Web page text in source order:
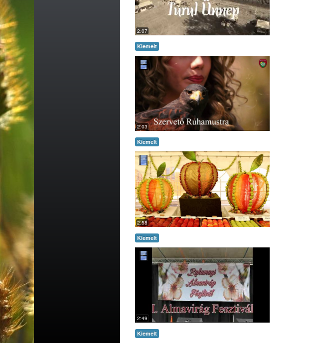
2:07
Kiemelt
2:03
Kiemelt
2:58
Kiemelt
2:49
Kiemelt